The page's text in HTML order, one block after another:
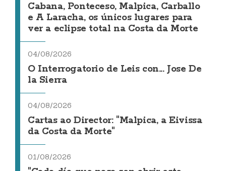
Cabana, Ponteceso, Malpica, Carballo
e A Laracha, os únicos lugares para
ver a eclipse total na Costa da Morte
04/08/2026
O Interrogatorio de Leis con... Jose De
la Sierra
04/08/2026
Cartas ao Director: "Malpica, a Eivissa
da Costa da Morte"
01/08/2026